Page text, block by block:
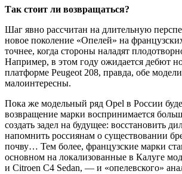
Так стоит ли возвращаться?
Шаг явно рассчитан на длительную
новое поколение «Опелей» на
точнее, когда стороны наладят
Например, в этом году ожидается дебют
платформе Peugeot 208, правда, обе
малоинтересны.
Пока же модельный ряд Opel в России
возвращение марки воспринимается
создать задел на будущее: восстановить
напомнить россиянам о существовании
почву… Тем более, французские марки
основном на локализованные в Калуге
и Citroen C4 Sedan, — и «опелевского»